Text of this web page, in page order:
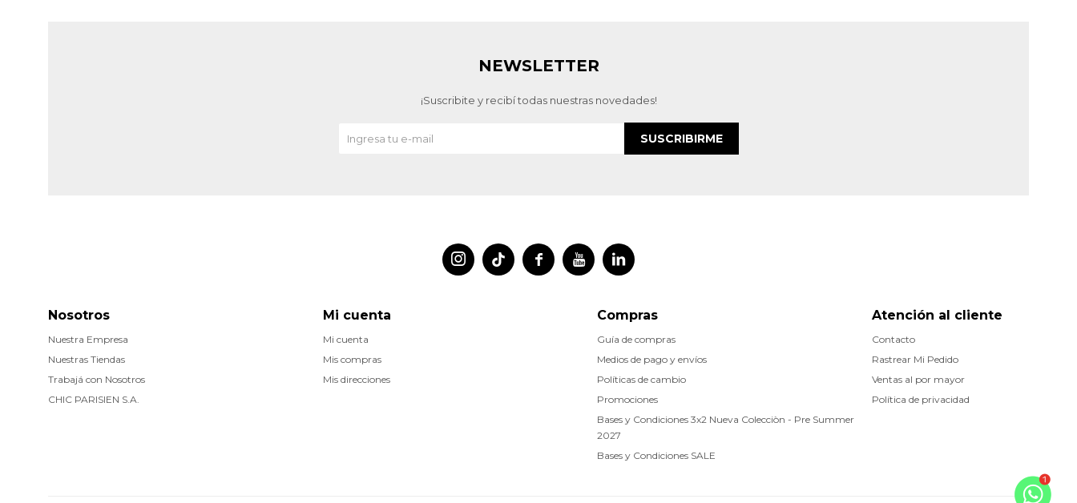
 
 
Atención al cliente
Contacto
Rastrear Mi Pedido
Ventas al por mayor
Política de privacidad
Nosotros
Nuestra Empresa
Nuestras Tiendas
Trabajá con Nosotros
CHIC PARISIEN S.A.
Compras
Guía de compras
Medios de pago y envíos
Políticas de cambio
Promociones
Bases y Condiciones 3x2 Nueva Colecciòn - Pre Summer
2027
Bases y Condiciones SALE
Mi cuenta
Mi cuenta
Mis compras
Mis direcciones
NEWSLETTER
¡Suscribite y recibí todas nuestras novedades!
SUSCRIBIRME